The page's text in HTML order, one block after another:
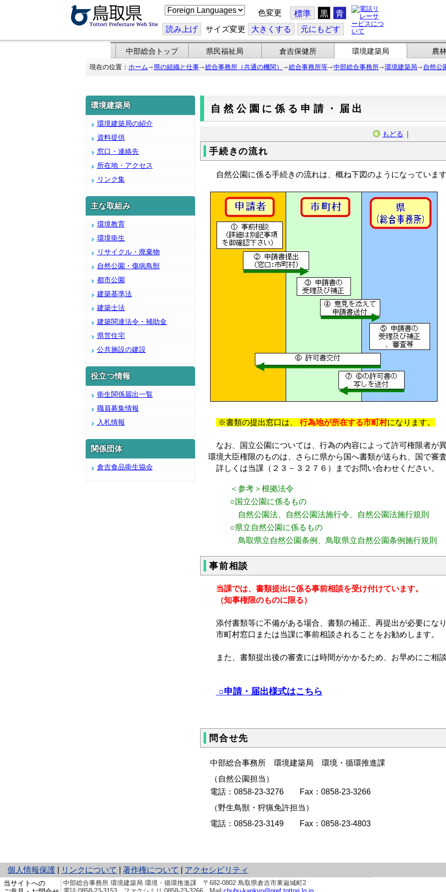
こ
の
ジ
を
翻
訳
す
色変更 標準 黒 青
読み上げ サイズ変更 大きくする 元にもどす
中部総合トップ 県民福祉局 倉吉保健所 環境建築局 農
現在の位置： ホーム 県の組織と仕事 総合事務所（共通の機関） 総合事務所等 中部総合事務所 環境建築局 自然公
環境建築局
環境建築局の紹介
資料提供
窓口・連絡先
所在地・アクセス
リンク集
主な取組み
環境教育
環境衛生
リサイクル・廃棄物
自然公園・傷病鳥獣
都市公園
建築基準法
建築士法
建築関連法令・補助金
県営住宅
公共施設の建設
役立つ情報
衛生関係届出一覧
職員募集情報
入札情報
関係団体
倉吉食品衛生協会
自然公園に係る申請・届出
もどる ｜
手続きの流れ
自然公園に係る手続きの流れは、概ね下図のようになっています
※書類の提出窓口は、 行為地が所在する市町村になります。
なお、国立公園については、行為の内容によって許可権限者が
環境大臣権限のものは、さらに県から国へ書類が送られ、国で審
詳しくは当課（２３－３２７６）までお問い合わせください。
＜参考＞根拠法令
○国立公園に係るもの
自然公園法、 自然公園法施行令
自然公園法施行規則
○県立自然公園に係るもの
鳥取県立自然公園条例
鳥取県立自然公園条例施行規則
事前相談
当課では、書類提出に係る事前相談を受け付けています。
（知事権限のものに限る）
添付書類等に不備がある場合、書類の補正、再提出が必要になり
市町村窓口または当課に事前相談されることをお勧めします。
また、書類提出後の審査には時間がかかるため、お早めにご相談
○申請・届出様式はこちら
問合せ先
中部総合事務所 環境建築局 環境・循環推進課
（自然公園担当）
電話：0858-23-3276 Fax：0858-23-3266
（野生鳥獣・狩猟免許担当）
電話：0858-23-3149 Fax：0858-23-4803
個人情報保護
と
り
ネ
リンクについて 著作権について アクセシビリティ
当サイトへの
中部総合事務所 環境建築局 環境・循環推進課 〒682-0802 鳥取県倉吉市東巌城町2